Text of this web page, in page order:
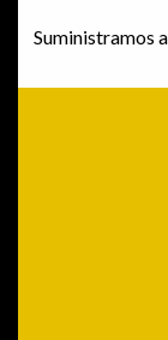
Suministramos